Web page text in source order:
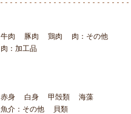
牛肉 豚肉 鶏肉
肉：その他
肉：加工品
赤身 白身 甲殻類
海藻
魚介：その他
貝類